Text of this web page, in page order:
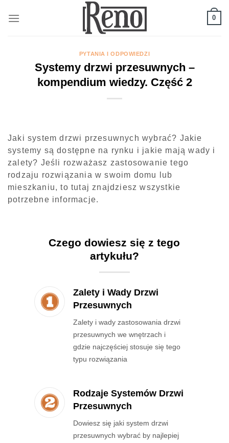
0
PYTANIA I ODPOWIEDZI
Systemy drzwi przesuwnych –
kompendium wiedzy. Część 2
Jaki system drzwi przesuwnych wybrać? Jakie
systemy są dostępne na rynku i jakie mają wady i
zalety? Jeśli rozważasz zastosowanie tego
rodzaju rozwiązania w swoim domu lub
mieszkaniu, to tutaj znajdziesz wszystkie
potrzebne informacje.
Czego dowiesz się z tego
artykułu?
Zalety i Wady Drzwi
Przesuwnych
Zalety i wady zastosowania drzwi
przesuwnych we wnętrzach i
gdzie najczęściej stosuje się tego
typu rozwiązania
Rodzaje Systemów Drzwi
Przesuwnych
Dowiesz się jaki system drzwi
przesuwnych wybrać by najlepiej